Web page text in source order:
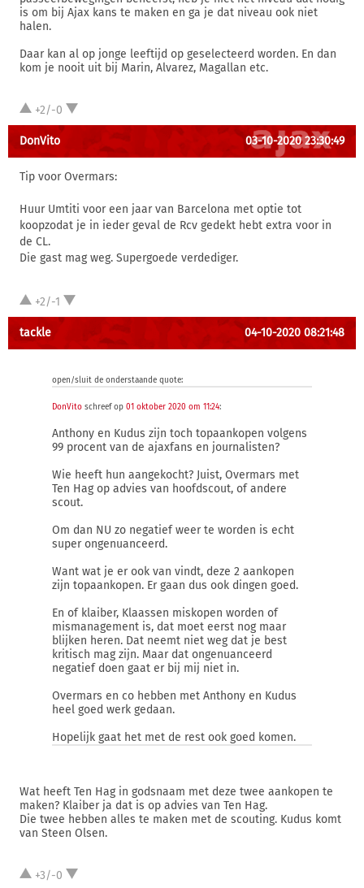
is om bij Ajax kans te maken en ga je dat niveau ook niet
halen.
Daar kan al op jonge leeftijd op geselecteerd worden. En dan
kom je nooit uit bij Marin, Alvarez, Magallan etc.
+2/-0
DonVito 03-10-2020 23:30:49
Tip voor Overmars:
Huur Umtiti voor een jaar van Barcelona met optie tot
koopzodat je in ieder geval de Rcv gedekt hebt extra voor in
de CL.
Die gast mag weg. Supergoede verdediger.
+2/-1
tackle 04-10-2020 08:21:48
open/sluit de onderstaande quote:
DonVito schreef op 01 oktober 2020 om 11:24:
Anthony en Kudus zijn toch topaankopen volgens
99 procent van de ajaxfans en journalisten?
Wie heeft hun aangekocht? Juist, Overmars met
Ten Hag op advies van hoofdscout, of andere
scout.
Om dan NU zo negatief weer te worden is echt
super ongenuanceerd.
Want wat je er ook van vindt, deze 2 aankopen
zijn topaankopen. Er gaan dus ook dingen goed.
En of klaiber, Klaassen miskopen worden of
mismanagement is, dat moet eerst nog maar
blijken heren. Dat neemt niet weg dat je best
kritisch mag zijn. Maar dat ongenuanceerd
negatief doen gaat er bij mij niet in.
Overmars en co hebben met Anthony en Kudus
heel goed werk gedaan.
Hopelijk gaat het met de rest ook goed komen.
Wat heeft Ten Hag in godsnaam met deze twee aankopen te
maken? Klaiber ja dat is op advies van Ten Hag.
Die twee hebben alles te maken met de scouting. Kudus komt
van Steen Olsen.
+3/-0